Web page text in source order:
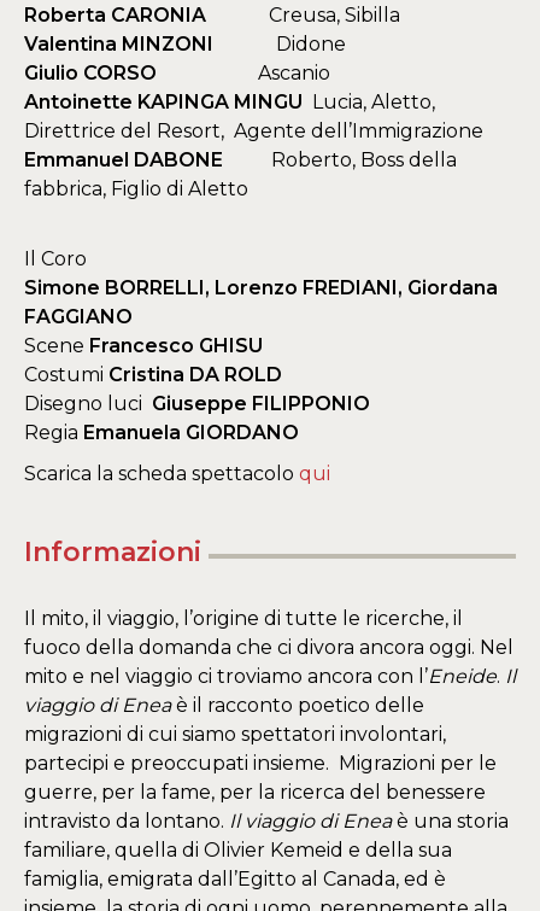
Roberta CARONIA Creusa, Sibilla
Valentina MINZONI
Didone
Giulio CORSO Ascanio
Antoinette KAPINGA MINGU Lucia, Aletto,
Direttrice del Resort, Agente dell’Immigrazione
Emmanuel DABONE Roberto, Boss della
fabbrica, Figlio di Aletto
Il Coro
Simone BORRELLI, Lorenzo FREDIANI, Giordana
FAGGIANO
Scene Francesco GHISU
Costumi Cristina DA ROLD
Disegno luci Giuseppe FILIPPONIO
Regia Emanuela GIORDANO
Scarica la scheda spettacolo qui
Informazioni
Il mito, il viaggio, l’origine di tutte le ricerche, il
fuoco della domanda che ci divora ancora oggi. Nel
mito e nel viaggio ci troviamo ancora con l’Eneide. Il
viaggio di Eneaè il racconto poetico delle
migrazioni di cui siamo spettatori involontari,
partecipi e preoccupati insieme. Migrazioni per le
guerre, per la fame, per la ricerca del benessere
intravisto da lontano. Il viaggio di Eneaè una storia
familiare, quella di Olivier Kemeid e della sua
famiglia, emigrata dall’Egitto al Canada, ed è